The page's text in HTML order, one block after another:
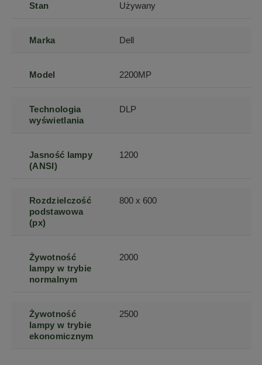
Stan Używany
Marka Dell
Model 2200MP
Technologia
wyświetlania
DLP
Jasność lampy
(ANSI)
1200
Rozdzielczość
podstawowa
(px)
800 x 600
Żywotność
lampy w trybie
normalnym
2000
Żywotność
lampy w trybie
ekonomicznym
2500